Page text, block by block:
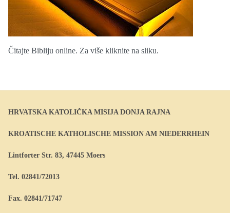
Čitajte Bibliju online. Za više kliknite na sliku.
HRVATSKA KATOLIČKA MISIJA DONJA RAJNA
KROATISCHE KATHOLISCHE MISSION AM NIEDERRHEIN
Lintforter Str. 83, 47445 Moers
Tel. 02841/72013
Fax. 02841/71747